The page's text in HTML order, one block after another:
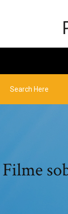
Filme